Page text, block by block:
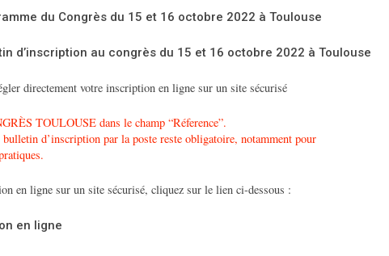
du Congrès du 15 et 16 octobre 2022 à Toulouse
d’inscription au congrès du 15 et 16 octobre 2022 à Toulouse
directement votre inscription en ligne sur un site sécurisé
TOULOUSE dans le champ “Réference”.
d’inscription par la poste reste obligatoire, notamment pour
en ligne sur un site sécurisé, cliquez sur le lien ci-dessous :
en ligne